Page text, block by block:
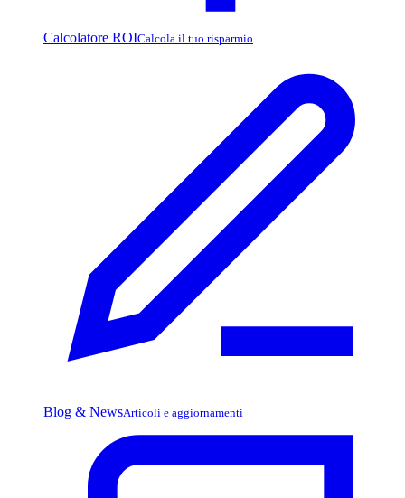
Calcolatore ROICalcola il tuo risparmio
Blog & NewsArticoli e aggiornamenti